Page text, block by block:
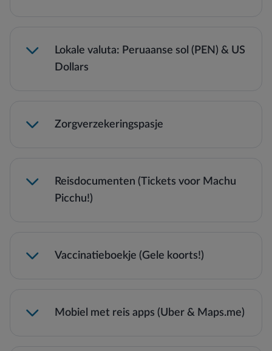
Lokale valuta: Peruaanse sol (PEN) & US
Dollars
Peruaanse sol te bestellen
Zorgverzekeringspasje
Reisdocumenten (Tickets voor Machu
Picchu!)
Vaccinatieboekje (Gele koorts!)
Mobiel met reis apps (Uber & Maps.me)